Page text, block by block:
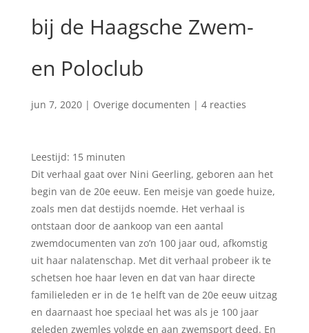
bij de Haagsche Zwem-
en Poloclub
jun 7, 2020| Overige documenten | 4 reacties
Leestijd: 15 minuten
Dit verhaal gaat over Nini Geerling, geboren aan het
begin van de 20e eeuw. Een meisje van goede huize,
zoals men dat destijds noemde. Het verhaal is
ontstaan door de aankoop van een aantal
zwemdocumenten van zo’n 100 jaar oud, afkomstig
uit haar nalatenschap. Met dit verhaal probeer ik te
schetsen hoe haar leven en dat van haar directe
familieleden er in de 1e helft van de 20e eeuw uitzag
en daarnaast hoe speciaal het was als je 100 jaar
geleden zwemles volgde en aan zwemsport deed. En